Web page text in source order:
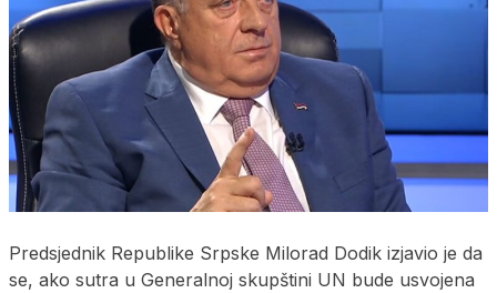
Predsjednik Republike Srpske Milorad Dodik izjavio je da
se, ako sutra u Generalnoj skupštini UN bude usvojena